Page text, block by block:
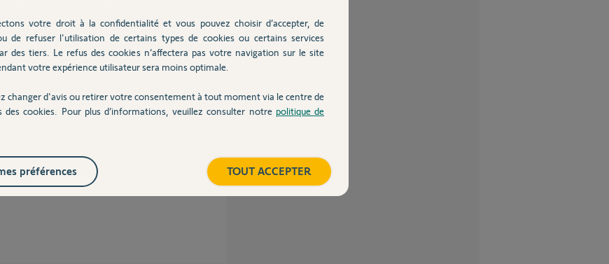
24V et RT. Il faut enlever le pont.
votre droit à la confidentialité et vous pouvez choisir d’accepter, de
de refuser l'utilisation de certains types de cookies ou certains services
des tiers. Le refus des cookies n’affectera pas votre navigation sur le site
votre expérience utilisateur sera moins optimale.
changer d'avis ou retirer votre consentement à tout moment via le centre de
des cookies. Pour plus d’informations, veuillez consulter notre politique de
TOUT ACCEPTER
préférences